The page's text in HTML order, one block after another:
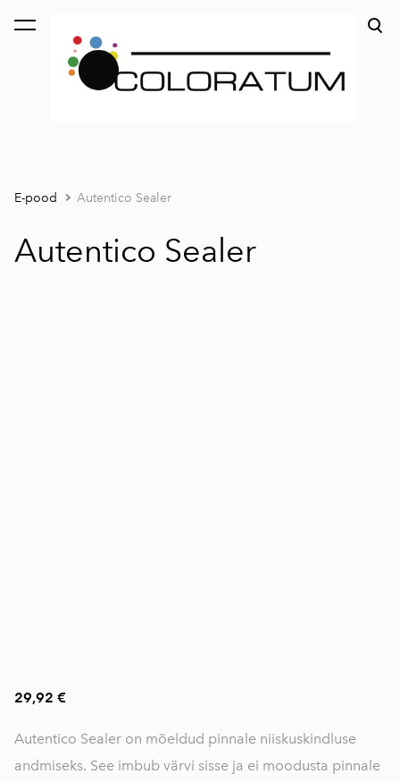
lisati ostukorvi.
E-pood Autentico Sealer
Autentico Sealer
29,92 €
Autentico Sealer on mõeldud pinnale niiskuskindluse
andmiseks. See imbub värvi sisse ja ei moodusta pinnale